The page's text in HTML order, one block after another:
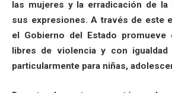
las mujeres y la erradicación de la
sus expresiones. A través de este
el Gobierno del Estado promueve
libres de violencia y con igualdad
particularmente para niñas,